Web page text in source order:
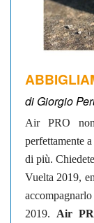
di Giorgio
Air PRO
perfettamente
di più.
Vuelta 2019,
2019. Air